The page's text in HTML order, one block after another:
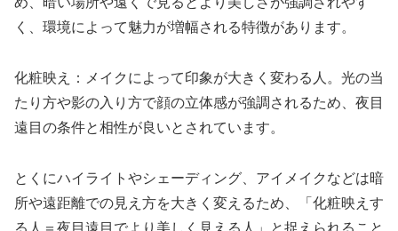
く、環境によって魅力が増幅される特徴があります。
化粧映え：メイクによって印象が大きく変わる人。光の当
たり方や影の入り方で顔の立体感が強調されるため、夜目
遠目の条件と相性が良いとされています。
とくにハイライトやシェーディング、アイメイクなどは暗
所や遠距離での見え方を大きく変えるため、「化粧映えす
る人＝夜目遠目でより美しく見える人」と捉えられること